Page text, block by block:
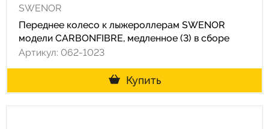
SWENOR
Переднее колесо к лыжероллерам SWENOR
модели CARBONFIBRE, медленное (3) в сборе
Артикул: 062-1023
Купить